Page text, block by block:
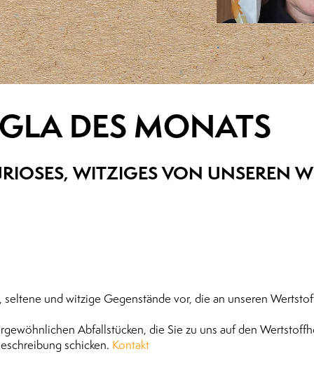
DES MONATS
WITZIGES VON UNSEREN
und witzige Gegenstände vor, die an unseren
Abfallstücken, die Sie zu uns auf den
schicken. Kontakt